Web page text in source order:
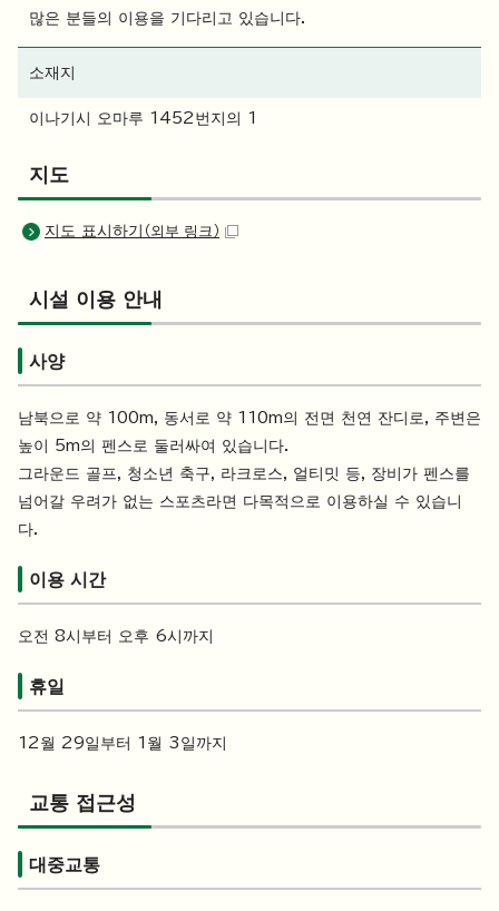
많은 분들의 이용을 기다리고 있습니다.
소재지
이나기시 오마루 1452번지의 1
지도
지도 표시하기 （외부 링크）
시설 이용 안내
사양
남북으로 약 100m, 동서로 약 110m의 전면 천연 잔디로, 주변은
높이 5m의 펜스로 둘러싸여 있습니다.
그라운드 골프, 청소년 축구, 라크로스, 얼티밋 등, 장비가 펜스를
넘어갈 우려가 없는 스포츠라면 다목적으로 이용하실 수 있습니
다.
이용 시간
오전 8시부터 오후 6시까지
휴일
12월 29일부터 1월 3일까지
교통 접근성
대중교통